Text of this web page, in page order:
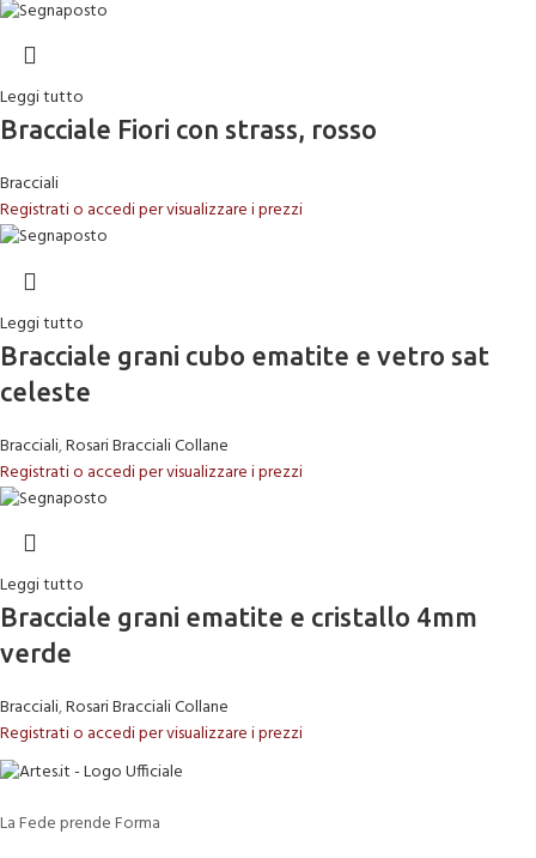
Leggi tutto
Bracciale Fiori con strass, rosso
Bracciali
Registrati o accedi per visualizzare i prezzi
Leggi tutto
Bracciale grani cubo ematite e vetro sat
celeste
Bracciali,Rosari Bracciali Collane
Registrati o accedi per visualizzare i prezzi
Leggi tutto
Bracciale grani ematite e cristallo 4mm
verde
Bracciali,Rosari Bracciali Collane
Registrati o accedi per visualizzare i prezzi
La Fede prende Forma